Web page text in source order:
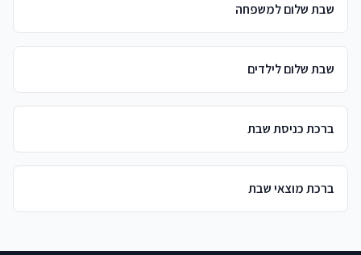
שבת שלום למשפחה
שבת שלום לילדים
ברכת כניסת שבת
ברכת מוצאי שבת